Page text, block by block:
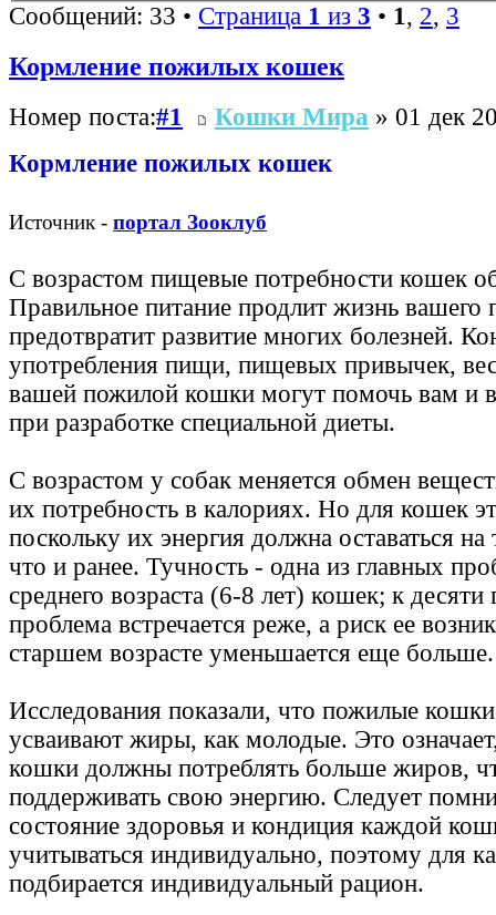
Сообщений: 33 • Страница 1 из 3 • 1, 2, 3
Кормление пожилых кошек
Номер поста:#1 Кошки Мира » 01 дек
Кормление пожилых кошек
Источник - портал Зооклуб
С возрастом пищевые потребности кошек
Правильное питание продлит жизнь вашего
предотвратит развитие многих болезней.
употребления пищи, пищевых привычек,
вашей пожилой кошки могут помочь вам и
при разработке специальной диеты.
С возрастом у собак меняется обмен
их потребность в калориях. Но для кошек
поскольку их энергия должна оставаться
что и ранее. Тучность - одна из главных
среднего возраста (6-8 лет) кошек; к десяти
проблема встречается реже, а риск ее
старшем возрасте уменьшается еще больше.
Исследования показали, что пожилые
усваивают жиры, как молодые. Это
кошки должны потреблять больше жиров,
поддерживать свою энергию. Следует
состояние здоровья и кондиция каждой
учитываться индивидуально, поэтому для
подбирается индивидуальный рацион.